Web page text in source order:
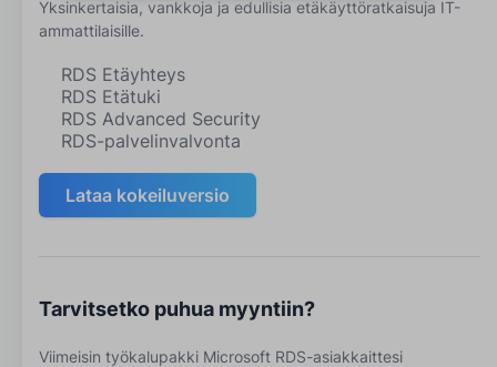
Yksinkertaisia, vankkoja ja edullisia etäkäyttöratkaisuja IT-
ammattilaisille.
RDS Etäyhteys
RDS Etätuki
RDS Advanced Security
RDS-palvelinvalvonta
Lataa kokeiluversio
Tarvitsetko puhua myyntiin?
Viimeisin työkalupakki Microsoft RDS-asiakkaittesi